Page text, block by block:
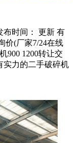
布时间： 更新 有
价(厂家7/24在线
900 1200转让交
实力的二手破碎机